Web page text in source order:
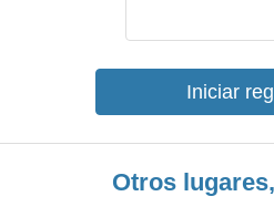
Iniciar
Otros